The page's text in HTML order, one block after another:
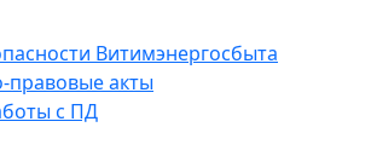
Витимэнергосбыта
акты
с ПД